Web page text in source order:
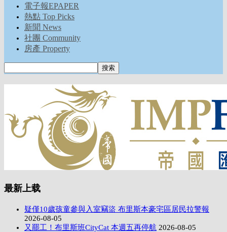
電子報EPAPER
熱點 Top Picks
新聞 News
社團 Community
房產 Property
最新上载
疑僅10歲孩童參與入室竊盜 布里斯本豪宅區居民拉警報
2026-08-05
又罷工！布里斯班CityCat 本週五再停航 2026-08-05